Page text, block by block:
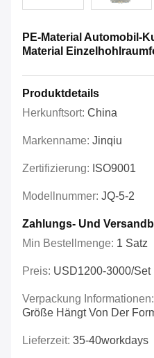
PE-Material Automobil-
Material
Produktdetails
Herkunftsort: China
Markenname: Jinqiu
Zertifizierung: ISO9001
Modellnummer: JQ-5-2
Zahlungs- Und
Min Bestellmenge: 1 Satz
Preis: USD1200-3000/set
Verpackung Informationen:
Größe Hängt Von Der
Lieferzeit: 35-40workdays